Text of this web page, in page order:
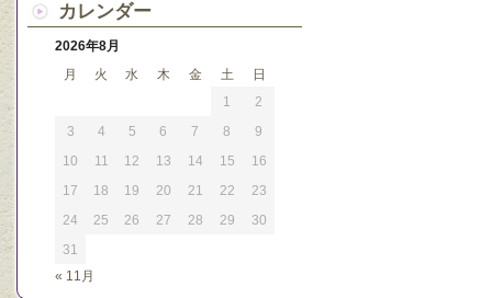
カレンダー
2026年8月
月
火 水 木 金 土 日
« 11月
1
2
3
4 5 6 7 8
9
10
11 12 13 14 15
16
17
18 19 20 21 22
23
24
25 26 27 28 29
30
31